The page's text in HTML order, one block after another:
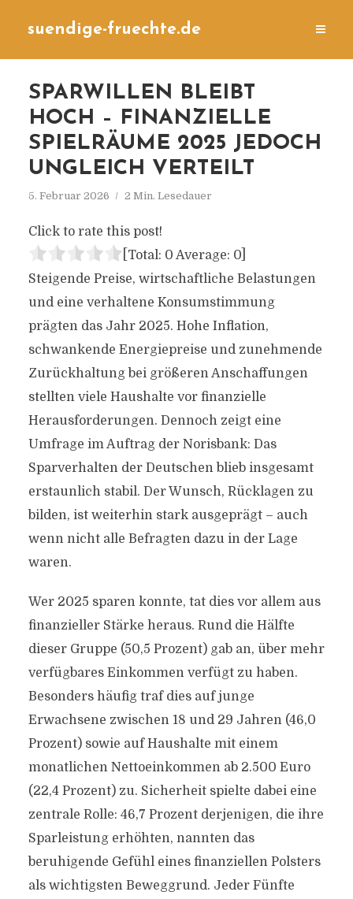
suendige-fruechte.de
SPARWILLEN BLEIBT
HOCH – FINANZIELLE
SPIELRÄUME 2025 JEDOCH
UNGLEICH VERTEILT
5. Februar 2026 2 Min. Lesedauer
Click to rate this post!
[Total: 0 Average: 0]
Steigende Preise, wirtschaftliche Belastungen
und eine verhaltene Konsumstimmung
prägten das Jahr 2025. Hohe Inflation,
schwankende Energiepreise und zunehmende
Zurückhaltung bei größeren Anschaffungen
stellten viele Haushalte vor finanzielle
Herausforderungen. Dennoch zeigt eine
Umfrage im Auftrag der Norisbank: Das
Sparverhalten der Deutschen blieb insgesamt
erstaunlich stabil. Der Wunsch, Rücklagen zu
bilden, ist weiterhin stark ausgeprägt – auch
wenn nicht alle Befragten dazu in der Lage
waren.
Wer 2025 sparen konnte, tat dies vor allem aus
finanzieller Stärke heraus. Rund die Hälfte
dieser Gruppe (50,5 Prozent) gab an, über mehr
verfügbares Einkommen verfügt zu haben.
Besonders häufig traf dies auf junge
Erwachsene zwischen 18 und 29 Jahren (46,0
Prozent) sowie auf Haushalte mit einem
monatlichen Nettoeinkommen ab 2.500 Euro
(22,4 Prozent) zu. Sicherheit spielte dabei eine
zentrale Rolle: 46,7 Prozent derjenigen, die ihre
Sparleistung erhöhten, nannten das
beruhigende Gefühl eines finanziellen Polsters
als wichtigsten Beweggrund. Jeder Fünfte